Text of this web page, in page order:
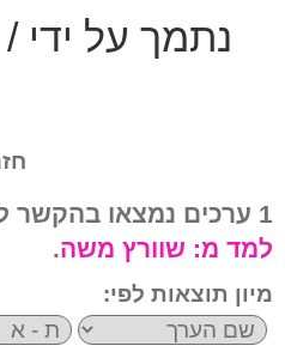
נתמך על ידי
1 ערכים נמצאו בהקשר לנושא:
למד מ: שוורץ משה.
מיון תוצאות לפי: